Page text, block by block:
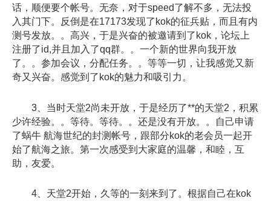
话，顺便要个帐号。无奈，对于speed了解不多，无法投
入其门下。反倒是在17173发现了kok的征兵贴，而且有内
测号发放。。高兴，于是兴奋的被邀请到了kok，论坛上
注册了id,并且加入了qq群。。一个新的世界向我开放
了。。参加会议，分配任务。。等等一切，让我感觉又新
奇又兴奋。感觉到了kok的魅力和吸引力。
3、当时天堂2尚未开放，于是经历了**的天堂2，积累
少许经验。。等待。等待。。还是没有开放。。自己申请
了蜗牛 航海世纪的封测帐号，跟部分kok的老会员一起开
始了航海之旅。第一次感受到大家庭的温馨，和睦，互
助，友爱。
4、天堂2开始，久等的一刻来到了。根据自己在kok